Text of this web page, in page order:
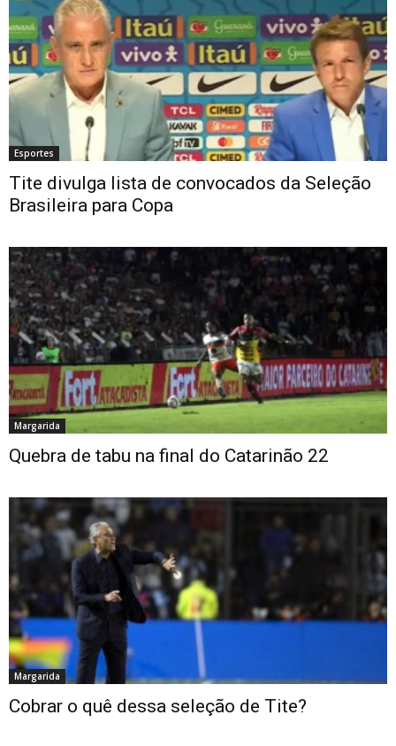
Esportes
Tite divulga lista de convocados da Seleção
Brasileira para Copa
Margarida
Quebra de tabu na final do Catarinão 22
Margarida
Cobrar o quê dessa seleção de Tite?